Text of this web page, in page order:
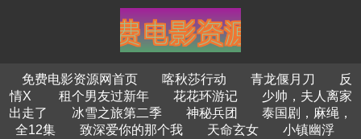
免费电影资源网首页 喀秋莎行动 青龙偃月刀
反
情X
租个男友过新年 花花环游记
少帅，夫人离家
出走了
冰雪之旅第二季 神秘兵团
泰国剧，麻绳，
全12集
致深爱你的那个我 天命玄女
小镇幽浮